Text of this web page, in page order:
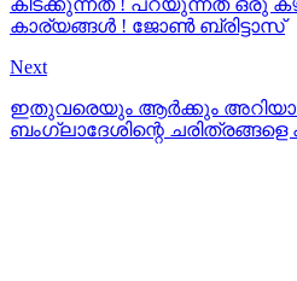
കിടക്കുന്നത് ! പറയുന്നത് ഒരു
കാര്യങ്ങൾ ! ജോൺ ബ്രിട്ടാസ്
Next
ഇതുവരെയും ആർക്കും
ബംഗ്ലാദേശിന്റെ ചരിത്രങ്ങളെ